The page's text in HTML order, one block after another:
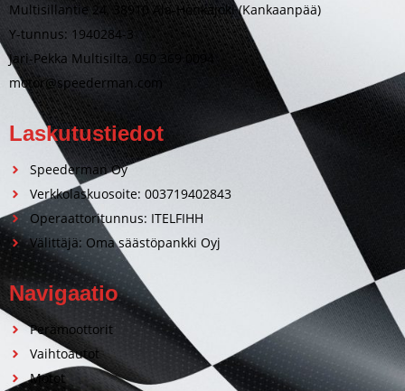
Multisillantie 24, 38910 Ala-Honkajoki (Kankaanpää)
Y-tunnus: 1940284-3
Jari-Pekka Multisilta, 050 369 0094
motor@speederman.com
Laskutustiedot
Speederman Oy
Verkkolaskuosoite: 003719402843
Operaattoritunnus: ITELFIHH
Välittäjä: Oma säästöpankki Oyj
Navigaatio
Perämoottorit
Vaihtoautot
Motot